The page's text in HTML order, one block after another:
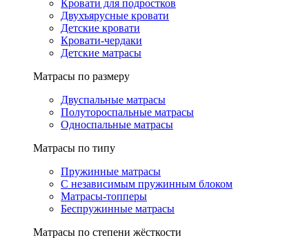
Кровати для подростков
Двухъярусные кровати
Детские кровати
Кровати-чердаки
Детские матрасы
Матрасы по размеру
Двуспальные матрасы
Полутороспальные матрасы
Односпальные матрасы
Матрасы по типу
Пружинные матрасы
С независимым пружинным блоком
Матрасы-топперы
Беспружинные матрасы
Матрасы по степени жёсткости